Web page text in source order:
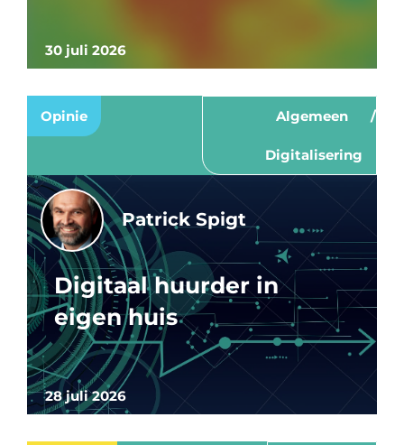
30 juli 2026
Opinie Algemeen
Digitalisering
28 juli 2026
Patrick Spigt
Digitaal huurder in
eigen huis